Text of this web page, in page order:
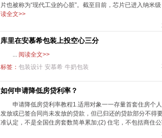
片也被称为“现代工业的心脏”。截至目前，芯片已进入纳米
读全文>>
库里在安慕希包装上投空心三分
... 阅读全文>>
标签： 包装设计 安慕希 牛奶包装
如何申请降低房贷利率？
申请降低房贷利率教程1.适用对象一一存量首套住房个
发放或已签合同尚未发放的贷款，但已归还的贷款部分不得
准认定，不是全国住房套数简单累加;(2) 住宅，不包括商住